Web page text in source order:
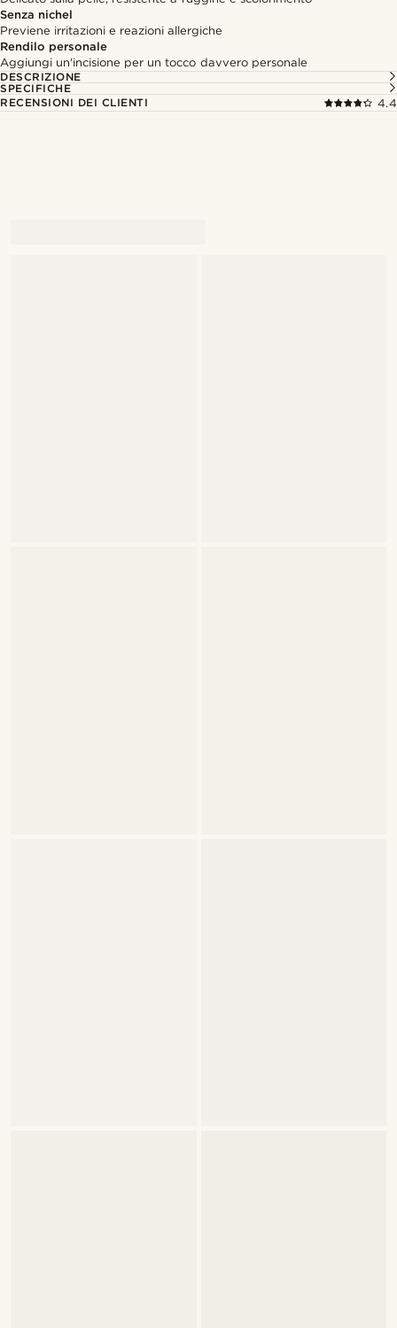
Senza nichel
Previene irritazioni e reazioni allergiche
Rendilo personale
Aggiungi un'incisione per un tocco davvero personale
DESCRIZIONE
SPECIFICHE
RECENSIONI DEI CLIENTI
4.4